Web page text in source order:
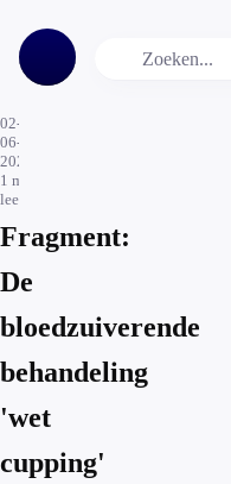
02-
06-
2026
1 min.
leestijd
Fragment:
De
bloedzuiverende
behandeling
'wet
cupping'